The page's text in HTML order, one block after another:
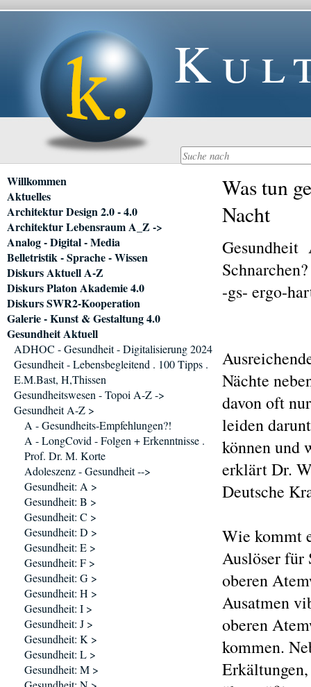
Was tun
Nacht
-gs- ergo-
Nächte
davon oft
leiden
können und
erklärt Dr.
Deutsche
Wie kommt
Auslöser für
oberen
Ausatmen
oberen
kommen.
Navigation
überspringen
Willkommen
Aktuelles
Architektur Design 2.0 - 4.0
Architektur Lebensraum A_Z ->
Analog - Digital - Media
Belletristik - Sprache - Wissen
Diskurs Aktuell A-Z
Diskurs Platon Akademie 4.0
Diskurs SWR2-Kooperation
Galerie - Kunst & Gestaltung 4.0
Gesundheit Aktuell
ADHOC - Gesundheit - Digitalisierung 2024
Gesundheit - Lebensbegleitend . 100 Tipps .
E.M.Bast, H,Thissen
Gesundheitswesen - Topoi A-Z ->
Gesundheit A-Z >
A - Gesundheits-Empfehlungen?!
A - LongCovid - Folgen + Erkenntnisse .
Prof. Dr. M. Korte
Adoleszenz - Gesundheit -->
Gesundheit: A >
Gesundheit: B >
Gesundheit: C >
Gesundheit: D >
Gesundheit: E >
Gesundheit: F >
Gesundheit: G >
Gesundheit: H >
Gesundheit: I >
Gesundheit: J >
Gesundheit: K >
Gesundheit: L >
Gesundheit: M >